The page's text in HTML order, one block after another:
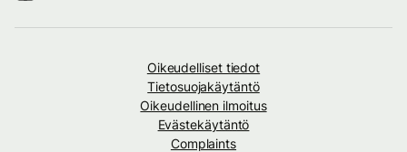
Oikeudelliset tiedot
Tietosuojakäytäntö
Oikeudellinen ilmoitus
Evästekäytäntö
Complaints